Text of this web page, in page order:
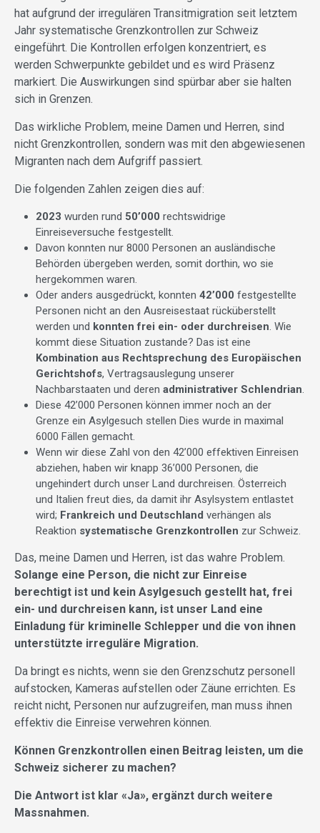
hat aufgrund der irregulären Transitmigration seit letztem
Jahr systematische Grenzkontrollen zur Schweiz
eingeführt. Die Kontrollen erfolgen konzentriert, es
werden Schwerpunkte gebildet und es wird Präsenz
markiert. Die Auswirkungen sind spürbar aber sie halten
sich in Grenzen.
Das wirkliche Problem, meine Damen und Herren, sind
nicht Grenzkontrollen, sondern was mit den abgewiesenen
Migranten nach dem Aufgriff passiert.
Die folgenden Zahlen zeigen dies auf:
2023 wurden rund 50’000 rechtswidrige
Einreiseversuche festgestellt.
Davon konnten nur 8000 Personen an ausländische
Behörden übergeben werden, somit dorthin, wo sie
hergekommen waren.
Oder anders ausgedrückt, konnten 42’000 festgestellte
Personen nicht an den Ausreisestaat rücküberstellt
werden und konnten frei ein- oder durchreisen. Wie
kommt diese Situation zustande? Das ist eine
Kombination aus Rechtsprechung des Europäischen
Gerichtshofs, Vertragsauslegung unserer
Nachbarstaaten und deren administrativer Schlendrian.
Diese 42’000 Personen können immer noch an der
Grenze ein Asylgesuch stellen Dies wurde in maximal
6000 Fällen gemacht.
Wenn wir diese Zahl von den 42’000 effektiven Einreisen
abziehen, haben wir knapp 36’000 Personen, die
ungehindert durch unser Land durchreisen. Österreich
und Italien freut dies, da damit ihr Asylsystem entlastet
wird; Frankreich und Deutschland verhängen als
Reaktion systematische Grenzkontrollen zur Schweiz.
Das, meine Damen und Herren, ist das wahre Problem.
Solange eine Person, die nicht zur Einreise
berechtigt ist und kein Asylgesuch gestellt hat, frei
ein- und durchreisen kann, ist unser Land eine
Einladung für kriminelle Schlepper und die von ihnen
unterstützte irreguläre Migration.
Da bringt es nichts, wenn sie den Grenzschutz personell
aufstocken, Kameras aufstellen oder Zäune errichten. Es
reicht nicht, Personen nur aufzugreifen, man muss ihnen
effektiv die Einreise verwehren können.
Können Grenzkontrollen einen Beitrag leisten, um die
Schweiz sicherer zu machen?
Die Antwort ist klar «Ja», ergänzt durch weitere
Massnahmen.